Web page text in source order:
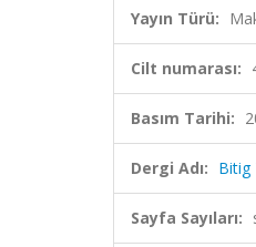
Yayın Türü:
Cilt numarası:
Basım Tarihi:
Dergi Adı: Bitig
Sayfa Sayıları: